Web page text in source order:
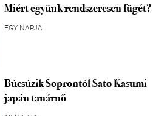
Miért együnk rendszeresen fügét?
EGY NAPJA
Búcsúzik Soprontól Sato Kasumi
japán tanárnő